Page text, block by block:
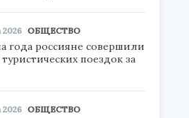
2026 ОБЩЕСТВО
года россияне совершили
поездок за
2026 ОБЩЕСТВО